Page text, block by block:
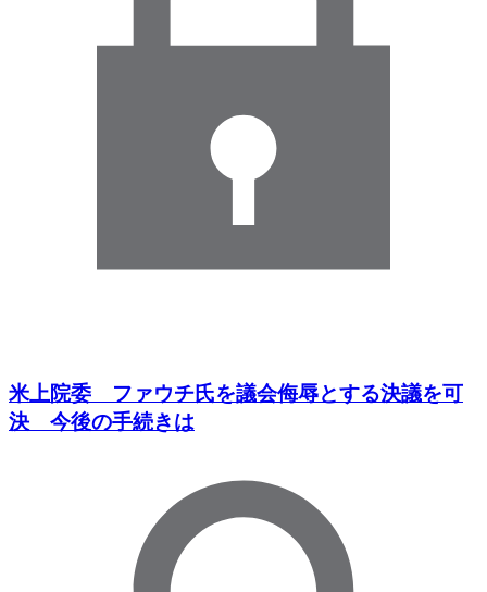
米上院委 ファウチ氏を議会侮辱とする決議を可
決 今後の手続きは